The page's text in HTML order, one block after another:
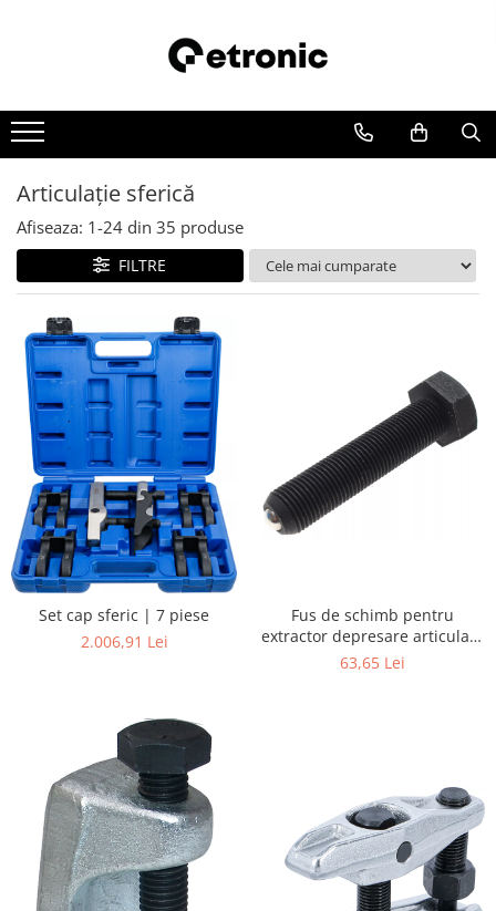
Articulaţie sferică
Afiseaza: 1-24 din 35 produse
FILTRE
Set cap sferic | 7 piese
2.006,91 Lei
Fus de schimb pentru
extractor depresare articulatii
sferice
63,65 Lei